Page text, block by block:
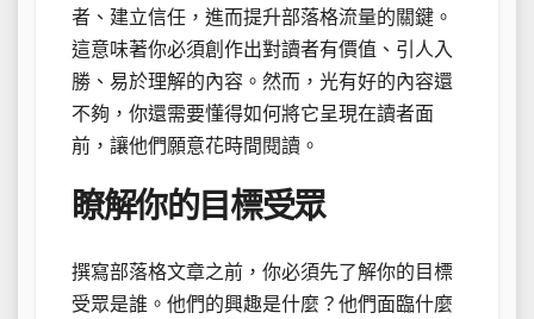
者、建立信任，進而提升部落格流量的關鍵。
這意味著你必須創作出對讀者有價值、引人入
勝、易於理解的內容。然而，光有好的內容還
不夠，你還需要懂得如何將它呈現在讀者面
前，讓他們願意花時間閱讀。
瞭解你的目標受眾
撰寫部落格文章之前，你必須先了解你的目標
受眾是誰。他們的興趣是什麼？他們面臨什麼